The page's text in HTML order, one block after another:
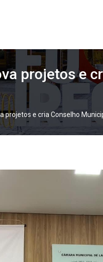
projetos e
projetos e cria Conselho